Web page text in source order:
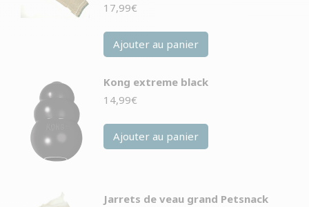
17,99€
Ajouter au panier
Kong extreme black
14,99€
Ajouter au panier
Jarrets de veau grand Petsnack